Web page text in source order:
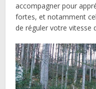
accompagner pour
fortes, et notamment
de réguler votre vitesse